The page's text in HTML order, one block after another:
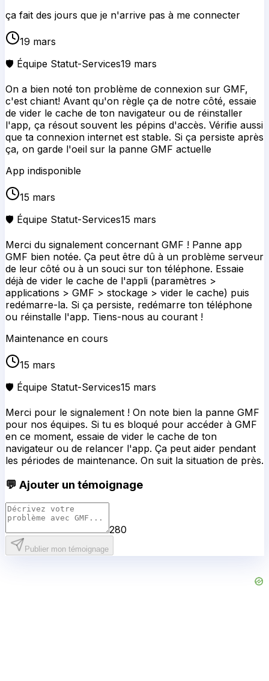
ça fait des jours que je n'arrive pas à me connecter
19 mars
🛡️ Équipe Statut-Services19 mars
On a bien noté ton problème de connexion sur GMF,
c'est chiant! Avant qu'on règle ça de notre côté, essaie
de vider le cache de ton navigateur ou de réinstaller
l'app, ça résout souvent les pépins d'accès. Vérifie aussi
que ta connexion internet est stable. Si ça persiste après
ça, on garde l'oeil sur la panne GMF actuelle
App indisponible
15 mars
🛡️ Équipe Statut-Services15 mars
Merci du signalement concernant GMF ! Panne app
GMF bien notée. Ça peut être dû à un problème serveur
de leur côté ou à un souci sur ton téléphone. Essaie
déjà de vider le cache de l'appli (paramètres >
applications > GMF > stockage > vider le cache) puis
redémarre-la. Si ça persiste, redémarre ton téléphone
ou réinstalle l'app. Tiens-nous au courant !
Maintenance en cours
15 mars
🛡️ Équipe Statut-Services15 mars
Merci pour le signalement ! On note bien la panne GMF
pour nos équipes. Si tu es bloqué pour accéder à GMF
en ce moment, essaie de vider le cache de ton
navigateur ou de relancer l'app. Ça peut aider pendant
les périodes de maintenance. On suit la situation de près.
💬 Ajouter un témoignage
280
Publier mon témoignage